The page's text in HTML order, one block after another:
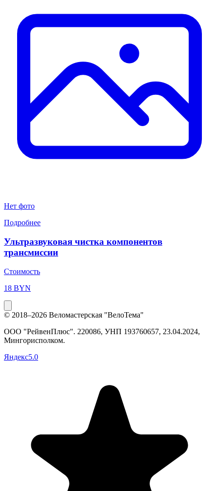
Нет фото
Подробнее
Ультразвуковая чистка компонентов
трансмиссии
Стоимость
18 BYN
© 2018–2026 Веломастерская "ВелоТема"
ООО "РейвенПлюс". 220086, УНП 193760657, 23.04.2024,
Мингорисполком.
Яндекс5.0